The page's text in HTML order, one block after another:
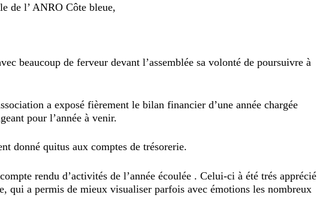
de l’ ANRO Côte bleue,
beaucoup de ferveur devant l’assemblée sa volonté de poursuivre à
a exposé fièrement le bilan financier d’une année chargée
pour l’année à venir.
donné quitus aux comptes de trésorerie.
rendu d’activités de l’année écoulée . Celui-ci à été trés apprécié
qui a permis de mieux visualiser parfois avec émotions les nombreux